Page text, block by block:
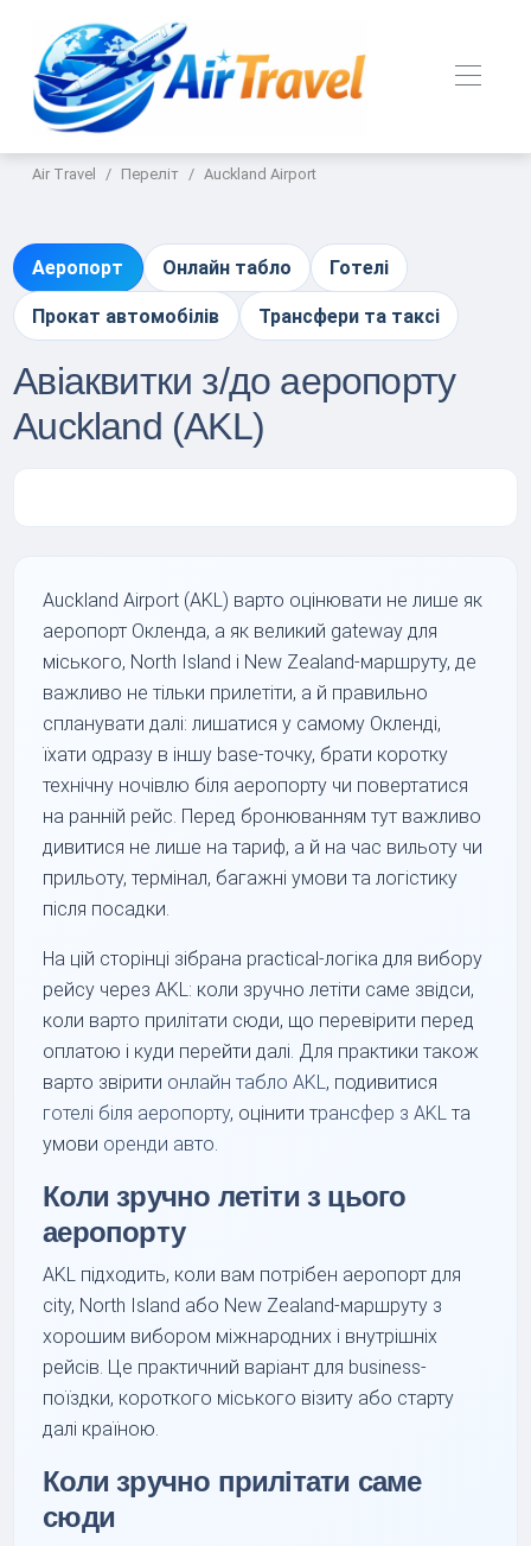
Air Travel Переліт Auckland Airport
Аеропорт Онлайн табло Готелі
Прокат автомобілів Трансфери та таксі
Авіаквитки з/до аеропорту
Auckland (AKL)
Auckland Airport (AKL) варто оцінювати не лише як
аеропорт Окленда, а як великий gateway для
міського, North Island і New Zealand-маршруту, де
важливо не тільки прилетіти, а й правильно
спланувати далі: лишатися у самому Окленді,
їхати одразу в іншу base-точку, брати коротку
технічну ночівлю біля аеропорту чи повертатися
на ранній рейс. Перед бронюванням тут важливо
дивитися не лише на тариф, а й на час вильоту чи
прильоту, термінал, багажні умови та логістику
після посадки.
На цій сторінці зібрана practical-логіка для вибору
рейсу через AKL: коли зручно летіти саме звідси,
коли варто прилітати сюди, що перевірити перед
оплатою і куди перейти далі. Для практики також
варто звірити онлайн табло AKL , подивитися
готелі біля аеропорту, оцінититрансфер з AKL та
умови оренди авто
Коли зручно летіти з цього
аеропорту
AKL підходить, коли вам потрібен аеропорт для
city, North Island або New Zealand-маршруту з
хорошим вибором міжнародних і внутрішніх
рейсів. Це практичний варіант для business-
поїздки, короткого міського візиту або старту
далі країною.
Коли зручно прилітати саме
сюди